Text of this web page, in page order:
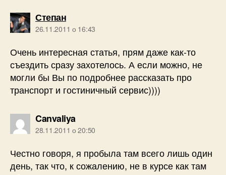
Степанговорить:
26.11.2011 о 16:43
Очень интересная статья, прям даже как-то
съездить сразу захотелось. А если можно, не
могли бы Вы по подробнее рассказать про
транспорт и гостиничный сервис))))
Canvaliyaговорить:
28.11.2011 о 20:50
Честно говоря, я пробыла там всего лишь один
день, так что, к сожалению, не в курсе как там